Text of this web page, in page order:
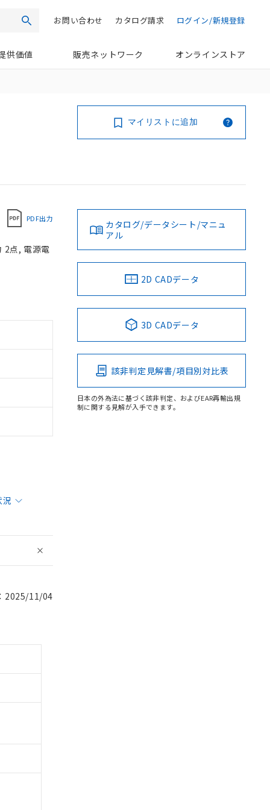
検索 ログイン/新規登録
カタログ請求
お問い合わせ
供価値 販売ネットワーク オンラインストア
マイリストに追加
PDF出力
2点, 電源電
況
2025/11/04
カタログ/データシート/マニュ
アル
2D CADデータ
3D CADデータ
該非判定見解書/項目別対比表
日本の外為法に基づく該非判定、およびEAR再輸出規
制に関する見解が入手できます。